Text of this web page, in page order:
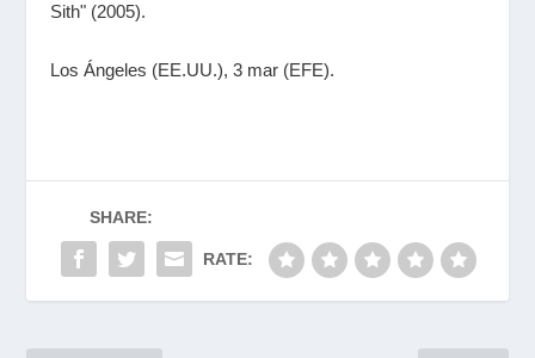
Sith" (2005).
Los Ángeles (EE.UU.), 3 mar (EFE).
SHARE:
RATE: